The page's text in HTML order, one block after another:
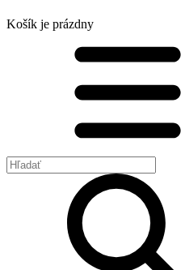
Košík je prázdny